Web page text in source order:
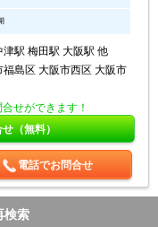
駅 梅田駅 大阪駅 他
島区 大阪市西区 大阪市
せができます！
（無料）
電話でお問合せ
検索